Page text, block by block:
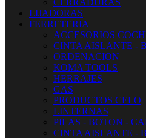
CERRADURAS
LIJADORAS
FERRETERIA
ACCESORIOS
CINTA AISLANTE -
ORDENACION
KOMA TOOLS
HERRAJES
GAS
PRODUCTOS CELO
LINTERNAS
PILAS - BOTON -
CINTA AISLANTE -